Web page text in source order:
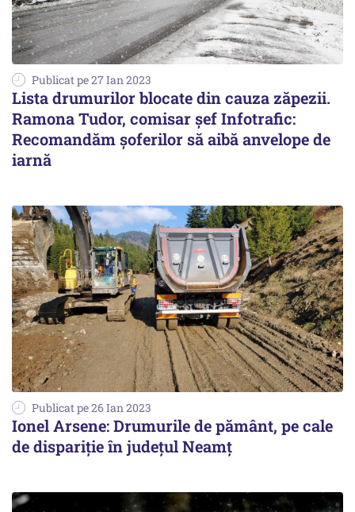
Publicat pe 27 Ian 2023
Lista drumurilor blocate din cauza zăpezii.
Ramona Tudor, comisar șef Infotrafic:
Recomandăm șoferilor să aibă anvelope de
iarnă
Publicat pe 26 Ian 2023
Ionel Arsene: Drumurile de pământ, pe cale
de dispariție în județul Neamț